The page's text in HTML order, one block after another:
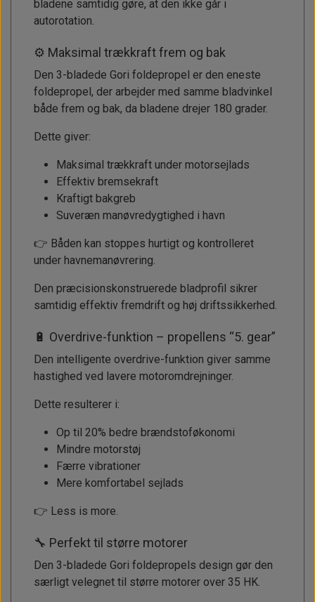
bladene samtidig gøre, at den ikke går i
autorotation.
⚙️ Maksimal trækkraft frem og bak
Den 3-bladede Gori foldepropel er den eneste
foldepropel, der arbejder med samme bladvinkel
både frem og bak, da bladene drejer 180 grader.
Dette giver:
Maksimal trækkraft under motorsejlads
Effektiv bremsekraft
Kraftigt bakgreb
Suveræn manøvredygtighed i havn
👉 Båden kan stoppes hurtigt og kontrolleret
under havnemanøvrering.
Den præcisionskonstruerede bladprofil sikrer
samtidig effektiv fremdrift og høj driftssikkerhed.
🔋 Overdrive-funktion – propellens “5. gear”
Den intelligente overdrive-funktion giver samme
hastighed ved lavere motoromdrejninger.
Dette resulterer i:
Op til 20% bedre brændstoføkonomi
Mindre motorstøj
Færre vibrationer
Mere komfortabel sejlads
👉 Less is more.
🔧 Perfekt til større motorer
Den 3-bladede Gori foldepropels design gør den
særligt velegnet til større motorer over 35 HK.